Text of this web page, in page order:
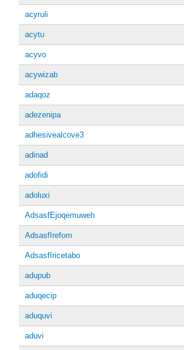
acyruli
acytu
acyvo
acywizab
adaqoz
adezenipa
adhesivealcove3
adinad
adofidi
adoluxi
AdsasfEjoqemuweh
AdsasfIrefom
AdsasfIricetabo
adupub
aduqecip
aduquvi
aduvi